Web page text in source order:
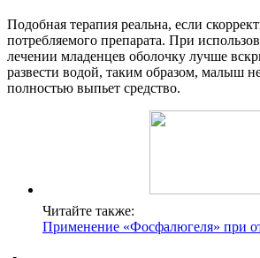
Подобная терапия реальна, если
потребляемого препарата. При
лечении младенцев оболочку лучше
развести водой, таким образом, малыш
полностью выпьет средство.
Читайте также:
Применение «Фосфалюгеля» при